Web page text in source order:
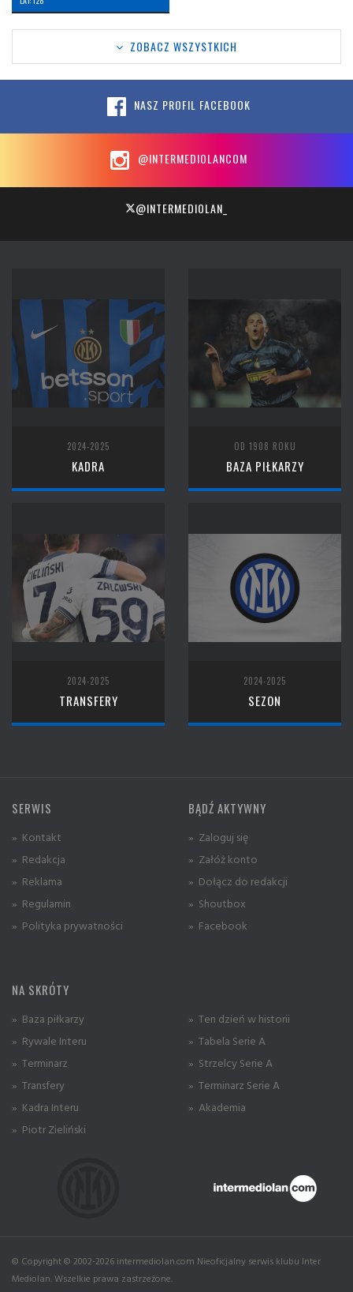
ZOBACZ WSZYSTKICH
NASZ PROFIL FACEBOOK
@INTERMEDIOLANCOM
@INTERMEDIOLAN_
2024-2025
KADRA
OD 1908 ROKU
BAZA PIŁKARZY
2024-2025
TRANSFERY
2024-2025
SEZON
SERWIS
» Kontakt
» Redakcja
» Reklama
» Regulamin
» Polityka prywatności
BĄDŹ AKTYWNY
» Zaloguj się
» Załóż konto
» Dołącz do redakcji
» Shoutbox
» Facebook
NA SKRÓTY
» Baza piłkarzy
» Rywale Interu
» Terminarz
» Transfery
» Kadra Interu
» Piotr Zieliński
» Ten dzień w historii
» Tabela Serie A
» Strzelcy Serie A
» Terminarz Serie A
» Akademia
© Copyright © 2002-2026 intermediolan.com Nieoficjalny serwis klubu Inter
Mediolan. Wszelkie prawa zastrzeżone.